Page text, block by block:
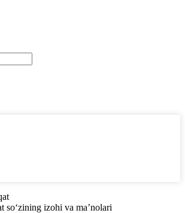
so‘zining izohi va ma’nolari